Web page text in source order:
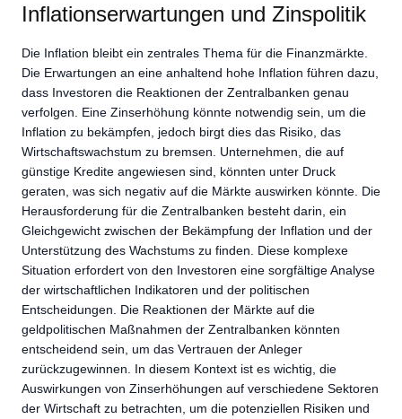
Inflationserwartungen und Zinspolitik
Die Inflation bleibt ein zentrales Thema für die Finanzmärkte.
Die Erwartungen an eine anhaltend hohe Inflation führen dazu,
dass Investoren die Reaktionen der Zentralbanken genau
verfolgen. Eine Zinserhöhung könnte notwendig sein, um die
Inflation zu bekämpfen, jedoch birgt dies das Risiko, das
Wirtschaftswachstum zu bremsen. Unternehmen, die auf
günstige Kredite angewiesen sind, könnten unter Druck
geraten, was sich negativ auf die Märkte auswirken könnte. Die
Herausforderung für die Zentralbanken besteht darin, ein
Gleichgewicht zwischen der Bekämpfung der Inflation und der
Unterstützung des Wachstums zu finden. Diese komplexe
Situation erfordert von den Investoren eine sorgfältige Analyse
der wirtschaftlichen Indikatoren und der politischen
Entscheidungen. Die Reaktionen der Märkte auf die
geldpolitischen Maßnahmen der Zentralbanken könnten
entscheidend sein, um das Vertrauen der Anleger
zurückzugewinnen. In diesem Kontext ist es wichtig, die
Auswirkungen von Zinserhöhungen auf verschiedene Sektoren
der Wirtschaft zu betrachten, um die potenziellen Risiken und